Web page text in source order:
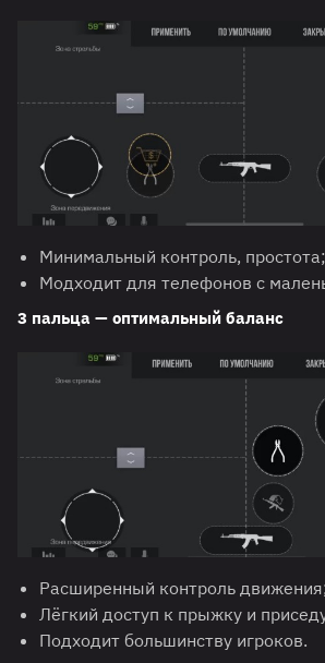
Минимальный контроль, простота;
Модходит для телефонов с
3 пальца — оптимальный баланс
Расширенный контроль
Лёгкий доступ к прыжку и
Подходит большинству игроков.